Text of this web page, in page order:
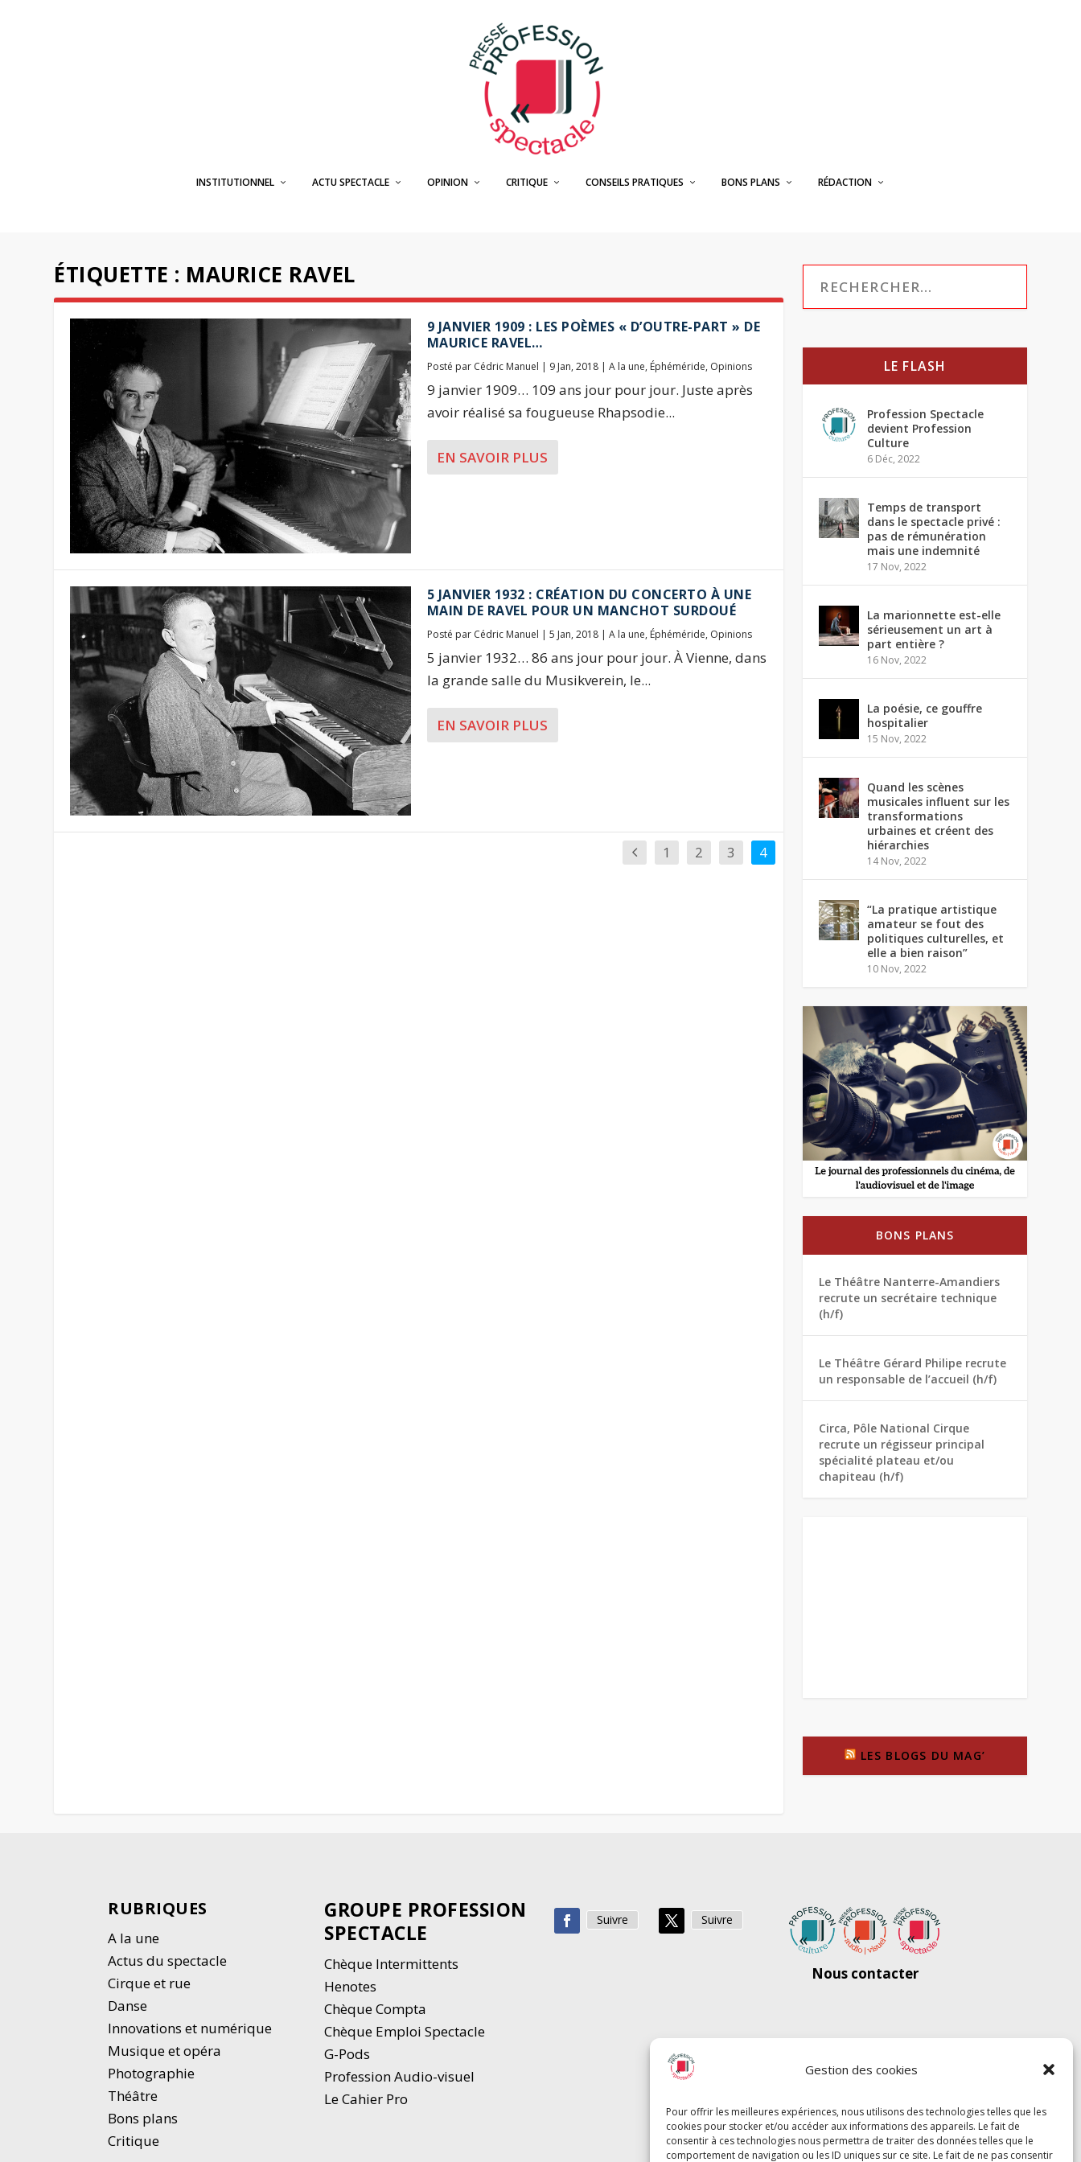
Gestion des cookies
Pour offrir les meilleures expériences, nous utilisons des technologies telles que les
cookies pour stocker et/ou accéder aux informations des appareils. Le fait de
consentir à ces technologies nous permettra de traiter des données telles que le
comportement de navigation ou les ID uniques sur ce site. Le fait de ne pas consentir
INSTITUTIONNEL ACTU SPECTACLE OPINION CRITIQUE CONSEILS PRATIQUES BONS PLANS RÉDACTION
ÉTIQUETTE : MAURICE RAVEL
9 JANVIER 1909 : LES POÈMES « D’OUTRE-PART » DE
MAURICE RAVEL…
Posté par Cédric Manuel | 9 Jan, 2018| A la une, Éphéméride, Opinions
9 janvier 1909… 109 ans jour pour jour. Juste après
avoir réalisé sa fougueuse Rhapsodie...
EN SAVOIR PLUS
5 JANVIER 1932 : CRÉATION DU CONCERTO À UNE
MAIN DE RAVEL POUR UN MANCHOT SURDOUÉ
Posté par Cédric Manuel | 5 Jan, 2018| A la une, Éphéméride, Opinions
5 janvier 1932… 86 ans jour pour jour. À Vienne, dans
la grande salle du Musikverein, le...
EN SAVOIR PLUS
1 2 3 4
LE FLASH
Profession Spectacle
devient Profession
Culture
6 Déc, 2022
Temps de transport
dans le spectacle privé :
pas de rémunération
mais une indemnité
17 Nov, 2022
La marionnette est-elle
sérieusement un art à
part entière ?
16 Nov, 2022
La poésie, ce gouffre
hospitalier
15 Nov, 2022
Quand les scènes
musicales influent sur les
transformations
urbaines et créent des
hiérarchies
14 Nov, 2022
“La pratique artistique
amateur se fout des
politiques culturelles, et
elle a bien raison”
10 Nov, 2022
BONS PLANS
Le Théâtre Nanterre-Amandiers
recrute un secrétaire technique
(h/f)
Le Théâtre Gérard Philipe recrute
un responsable de l’accueil (h/f)
Circa, Pôle National Cirque
recrute un régisseur principal
spécialité plateau et/ou
chapiteau (h/f)
LES BLOGS DU MAG’
RUBRIQUES
A la une
Actus du spectacle
Cirque et rue
Danse
Innovations et numérique
Musique et opéra
Photographie
Théâtre
Bons plans
Critique
GROUPE PROFESSION
SPECTACLE
Chèque Intermittents
Henotes
Chèque Compta
Chèque Emploi Spectacle
G-Pods
Profession Audio-visuel
Le Cahier Pro
Suivre Suivre
Nous contacter